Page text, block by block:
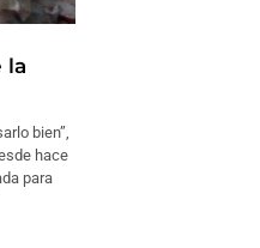
la
bien”,
hace
para